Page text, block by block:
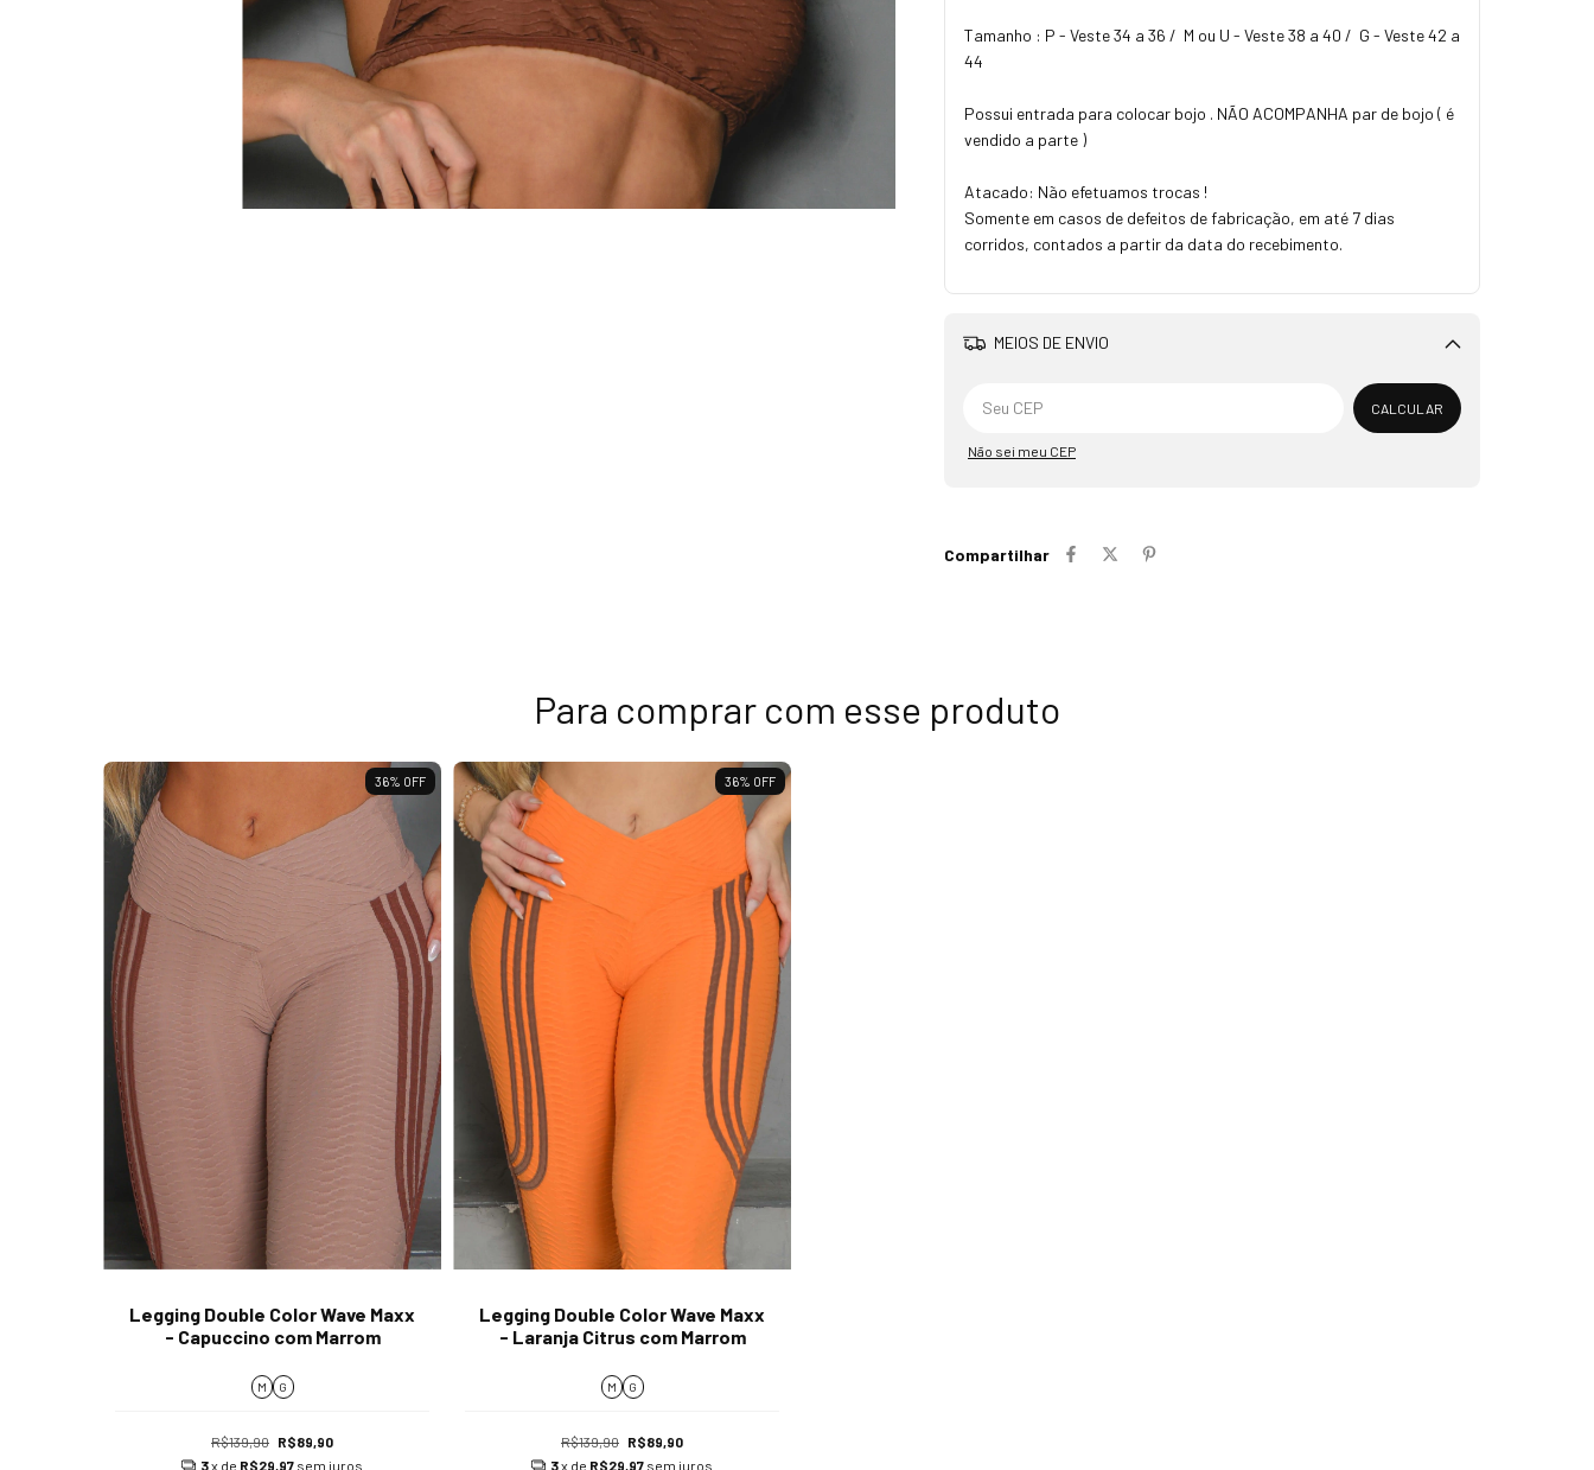
Tamanho : P - Veste 34 a 36 / M ou U - Veste 38 a 40 / G - Veste 42 a
44
Possui entrada para colocar bojo . NÃO ACOMPANHA par de bojo ( é
vendido a parte )
Atacado: Não efetuamos trocas !
Somente em casos de defeitos de fabricação, em até 7 dias
corridos, contados a partir da data do recebimento.
MEIOS DE ENVIO
Alterar CEP
CALCULAR
Não sei meu CEP
Compartilhar
Para comprar com esse produto
36% OFF
Legging Double Color Wave Maxx
- Capuccino com Marrom
M G
R$139,90 R$89,90
3x de R$29,97 sem juros
36% OFF
Legging Double Color Wave Maxx
- Laranja Citrus com Marrom
M G
R$139,90 R$89,90
3x de R$29,97 sem juros